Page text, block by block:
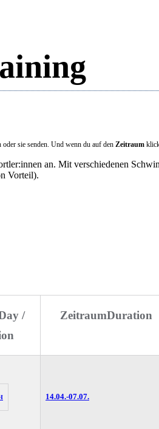
oder sie senden. Und wenn du auf den Zeitraum
an. Mit verschiedenen
Vorteil).
/
ZeitraumDuration
14.04.-07.07.